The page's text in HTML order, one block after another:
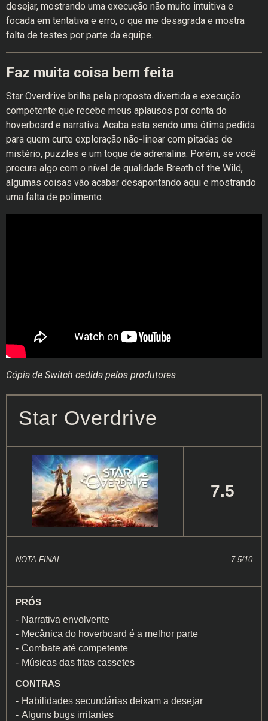
desejar, mostrando uma execução não muito intuitiva e
focada em tentativa e erro, o que me desagrada e mostra
falta de testes por parte da equipe.
Faz muita coisa bem feita
Star Overdrive brilha pela proposta divertida e execução
competente que recebe meus aplausos por conta do
hoverboard e narrativa. Acaba esta sendo uma ótima pedida
para quem curte exploração não-linear com pitadas de
mistério, puzzles e um toque de adrenalina. Porém, se você
procura algo com o nível de qualidade Breath of the Wild,
algumas coisas vão acabar desapontando aqui e mostrando
uma falta de polimento.
Cópia de Switch cedida pelos produtores
Star Overdrive
7.5
NOTA FINAL 7.5/10
PRÓS
Narrativa envolvente
Mecânica do hoverboard é a melhor parte
Combate até competente
Músicas das fitas cassetes
CONTRAS
Habilidades secundárias deixam a desejar
Alguns bugs irritantes